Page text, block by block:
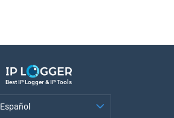
Best IP Logger & IP Tools
Español